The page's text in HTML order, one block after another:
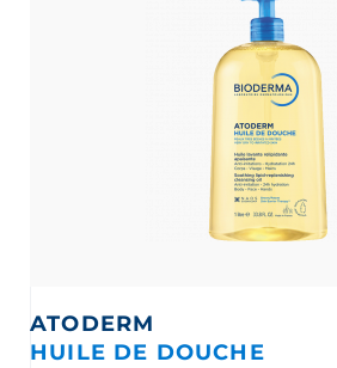
ATODERM
HUILE DE DOUCHE